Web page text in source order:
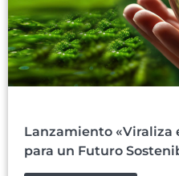
Lanzamiento «Viraliza
para un Futuro